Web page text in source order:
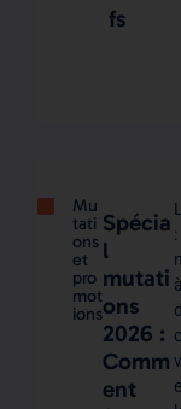
fs
Mu
tati
ons
et
pro
mot
ions
Spécia
l
mutati
ons
2026 :
Comm
ent